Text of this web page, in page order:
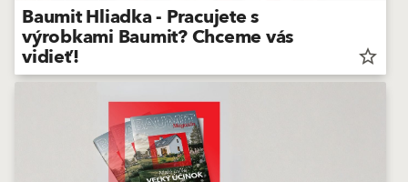
Baumit Hliadka - Pracujete s
výrobkami Baumit? Chceme vás
vidieť! star_border